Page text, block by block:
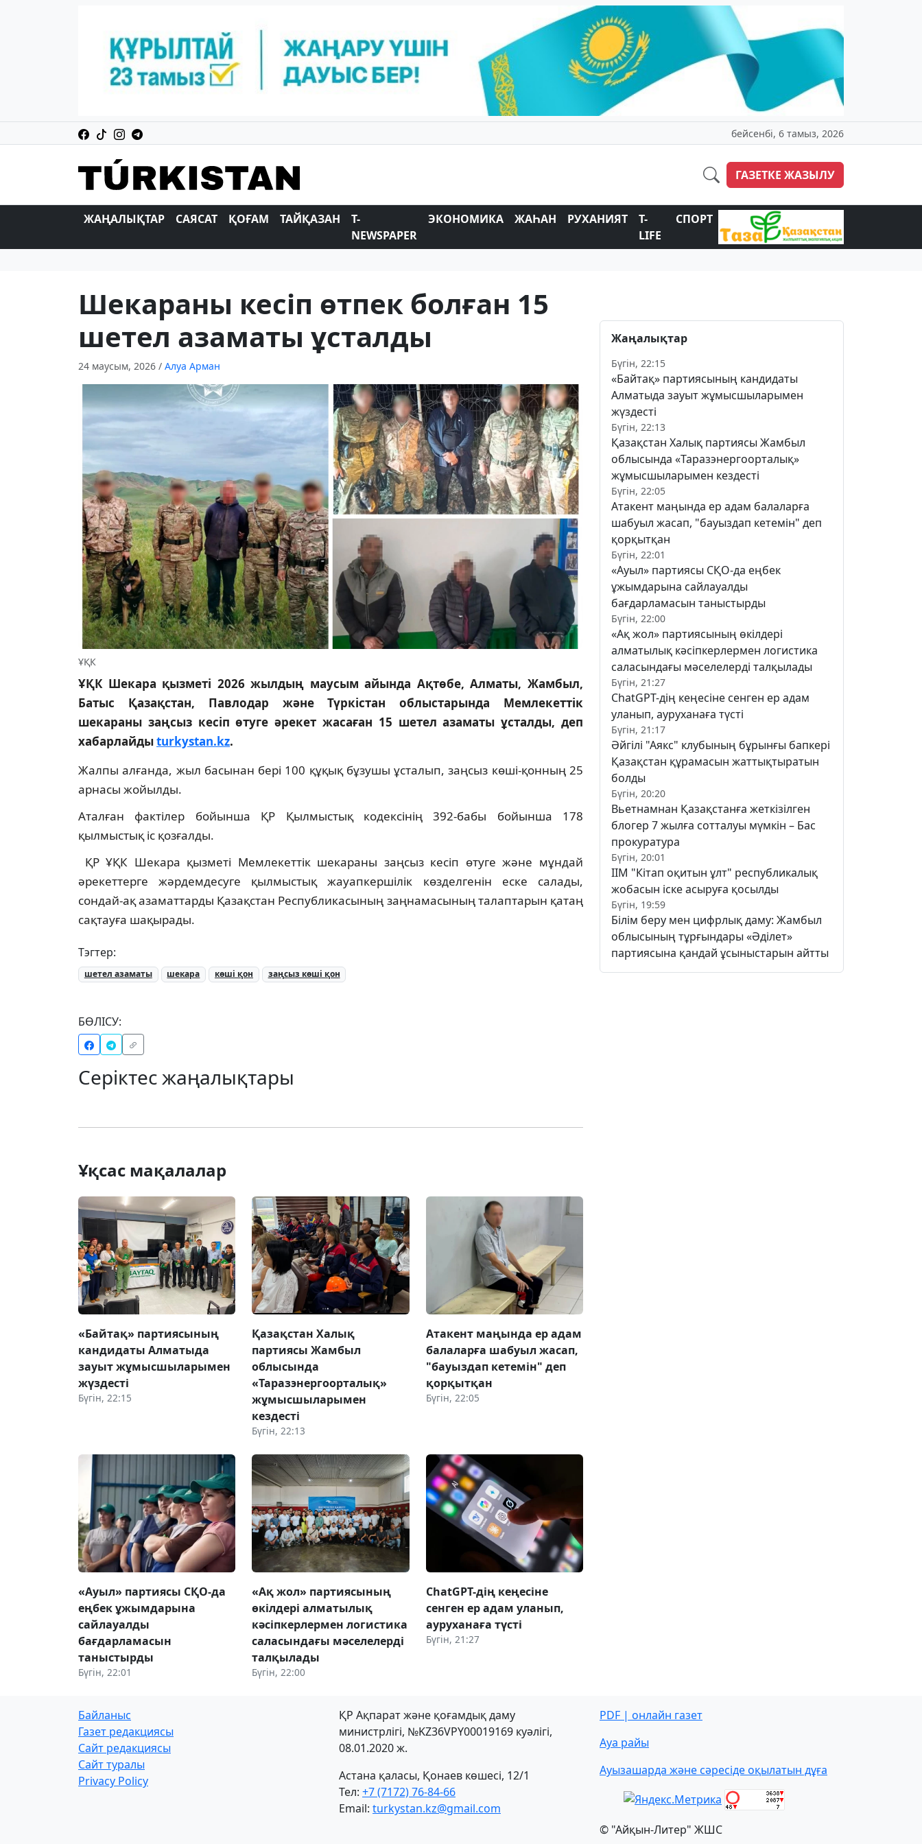
бейсенбі, 6 тамыз, 2026
ГАЗЕТКЕ ЖАЗЫЛУ
ЖАҢАЛЫҚТАР САЯСАТ ҚОҒАМ ТАЙҚАЗАН
T-
NEWSPAPER
ЭКОНОМИКА ЖАҺАН РУХАНИЯТ
T-
LIFE
СПОРТ
Шекараны кесіп өтпек болған 15
шетел азаматы ұсталды
24 маусым, 2026 / Алуа Арман
ҰҚК
ҰҚК Шекара қызметі 2026 жылдың маусым айында Ақтөбе, Алматы, Жамбыл,
Батыс Қазақстан, Павлодар және Түркістан облыстарында Мемлекеттік
шекараны заңсыз кесіп өтуге әрекет жасаған 15 шетел азаматы ұсталды, деп
хабарлайдыturkystan.kz.
Жалпы алғанда, жыл басынан бері 100 құқық бұзушы ұсталып, заңсыз көші‑қонның 25
арнасы жойылды.
Аталған фактілер бойынша ҚР Қылмыстық кодексінің 392‑бабы бойынша 178
қылмыстық іс қозғалды.
ҚР ҰҚК Шекара қызметі Мемлекеттік шекараны заңсыз кесіп өтуге және мұндай
әрекеттерге жәрдемдесуге қылмыстық жауапкершілік көзделгенін еске салады,
сондай‑ақ азаматтарды Қазақстан Республикасының заңнамасының талаптарын қатаң
сақтауға шақырады.
Тэгтер:
шетел азаматы шекара көші қон заңсыз көші қон
БӨЛІСУ:
Серіктес жаңалықтары
Ұқсас мақалалар
«Байтақ» партиясының
кандидаты Алматыда
зауыт жұмысшыларымен
жүздесті
Бүгін, 22:15
Қазақстан Халық
партиясы Жамбыл
облысында
«Таразэнергоорталық»
жұмысшыларымен
кездесті
Бүгін, 22:13
Атакент маңында ер адам
балаларға шабуыл жасап,
"бауыздап кетемін" деп
қорқытқан
Бүгін, 22:05
«Ауыл» партиясы СҚО-да
еңбек ұжымдарына
сайлауалды
бағдарламасын
таныстырды
Бүгін, 22:01
«Ақ жол» партиясының
өкілдері алматылық
кәсіпкерлермен логистика
саласындағы мәселелерді
талқылады
Бүгін, 22:00
ChatGPT-дің кеңесіне
сенген ер адам уланып,
ауруханаға түсті
Бүгін, 21:27
Жаңалықтар
Бүгін, 22:15
«Байтақ» партиясының кандидаты
Алматыда зауыт жұмысшыларымен
жүздесті
Бүгін, 22:13
Қазақстан Халық партиясы Жамбыл
облысында «Таразэнергоорталық»
жұмысшыларымен кездесті
Бүгін, 22:05
Атакент маңында ер адам балаларға
шабуыл жасап, "бауыздап кетемін" деп
қорқытқан
Бүгін, 22:01
«Ауыл» партиясы СҚО-да еңбек
ұжымдарына сайлауалды
бағдарламасын таныстырды
Бүгін, 22:00
«Ақ жол» партиясының өкілдері
алматылық кәсіпкерлермен логистика
саласындағы мәселелерді талқылады
Бүгін, 21:27
ChatGPT-дің кеңесіне сенген ер адам
уланып, ауруханаға түсті
Бүгін, 21:17
Әйгілі "Аякс" клубының бұрынғы бапкері
Қазақстан құрамасын жаттықтыратын
болды
Бүгін, 20:20
Вьетнамнан Қазақстанға жеткізілген
блогер 7 жылға сотталуы мүмкін – Бас
прокуратура
Бүгін, 20:01
ІІМ "Кітап оқитын ұлт" республикалық
жобасын іске асыруға қосылды
Бүгін, 19:59
Білім беру мен цифрлық даму: Жамбыл
облысының тұрғындары «Әділет»
партиясына қандай ұсыныстарын айтты
Байланыс
Газет редакциясы
Сайт редакциясы
Сайт туралы
Privacy Policy
ҚР Ақпарат және қоғамдық даму
министрлігі, №KZ36VPY00019169 куәлігі,
08.01.2020 ж.
Астана қаласы, Қонаев көшесі, 12/1
Тел: +7 (7172) 76-84-66
Email: turkystan.kz@gmail.com
PDF | онлайн газет
Ауа райы
Ауызашарда және сәресіде оқылатын дұға
© "Айқын-Литер" ЖШС